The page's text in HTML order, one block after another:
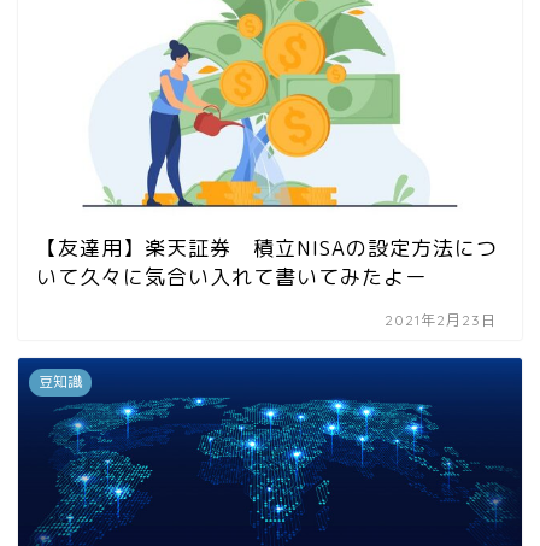
【友達用】楽天証券 積立NISAの設定方法につ
いて久々に気合い入れて書いてみたよー
2021年2月23日
豆知識